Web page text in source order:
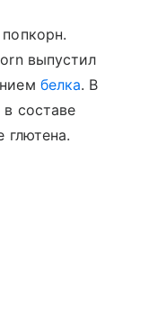
выпустил
белка. В
составе
глютена.